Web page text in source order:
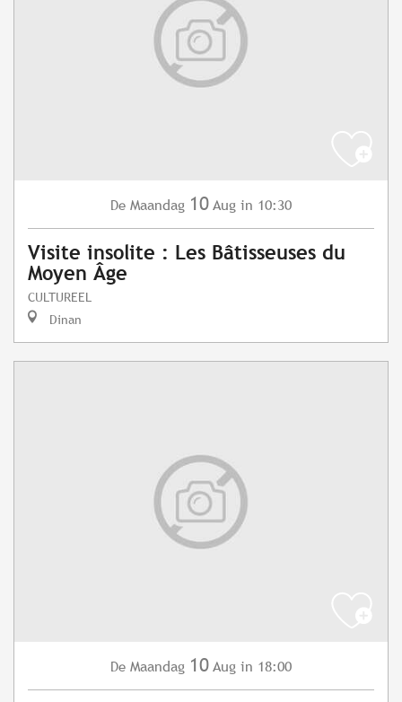
De Maandag 10 Aug in 10:30
Visite insolite : Les Bâtisseuses du
Moyen Âge
CULTUREEL
Dinan
De Maandag 10 Aug in 18:00